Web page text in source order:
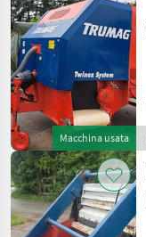
Macchina usata